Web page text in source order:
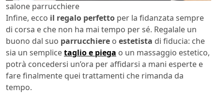
salone parrucchiere
Infine, ecco il regalo perfetto per la fidanzata sempre
di corsa e che non ha mai tempo per sé. Regalale un
buono dal suo parrucchiere o estetista di fiducia: che
sia un semplicetaglio e piega o un massaggio estetico,
potrà concedersi un’ora per affidarsi a mani esperte e
fare finalmente quei trattamenti che rimanda da
tempo.